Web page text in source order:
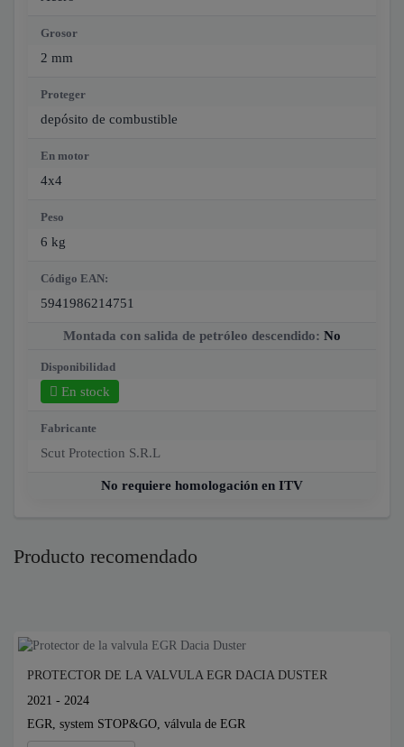
Grosor
2 mm
Proteger
depósito de combustible
En motor
4x4
Peso
6 kg
Código EAN:
5941986214751
Montada con salida de petróleo descendido: No
Disponibilidad
En stock
Fabricante
Scut Protection S.R.L
No requiere homologación en ITV
Producto recomendado
PROTECTOR DE LA VALVULA EGR DACIA DUSTER
2021 - 2024
EGR, system STOP&GO, válvula de EGR